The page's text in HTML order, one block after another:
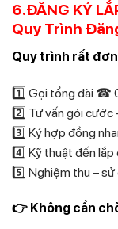
6.ĐĂNG KÝ
Quy Trình
Quy trình rất
1️⃣ Gọi tổng đài ☎
2️⃣ Tư vấn gói cước
3️⃣ Ký hợp đồng
4️⃣ Kỹ thuật đến
5️⃣ Nghiệm thu –
👉 Không cần